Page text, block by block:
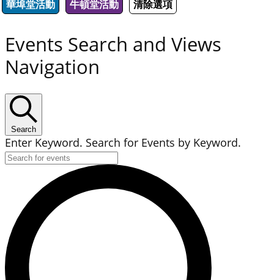
華埠堂活動 牛頓堂活動 清除選項
Events Search and Views
Navigation
Search
Enter Keyword. Search for Events by Keyword.